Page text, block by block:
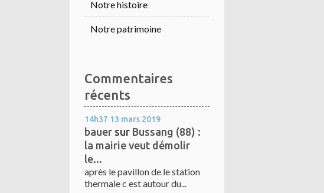
Notre histoire
Notre patrimoine
Commentaires
récents
14h37 13 mars 2019
bauer sur Bussang (88) :
la mairie veut démolir
le...
après le pavillon de le station
thermale c est autour du...